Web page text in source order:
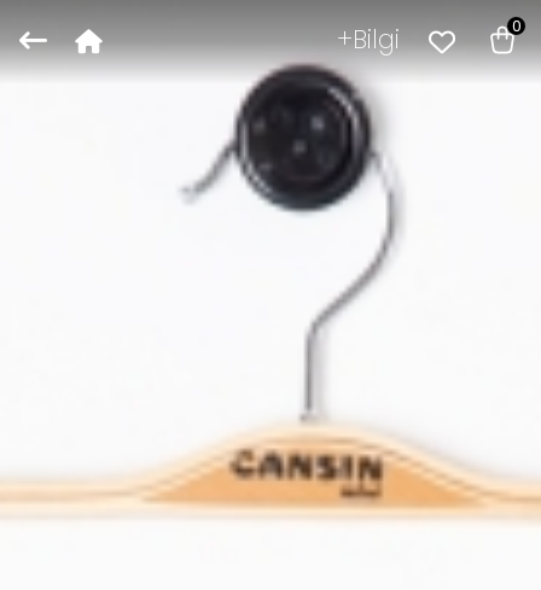
Bilgi 0